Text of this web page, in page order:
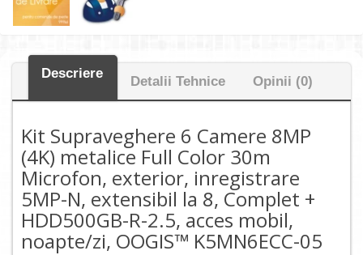
Descriere
Detalii Tehnice Opinii (0)
Kit Supraveghere 6 Camere 8MP
(4K) metalice Full Color 30m
Microfon, exterior, inregistrare
5MP-N, extensibil la 8, Complet +
HDD500GB-R-2.5, acces mobil,
noapte/zi, OOGIS™ K5MN6ECC-05